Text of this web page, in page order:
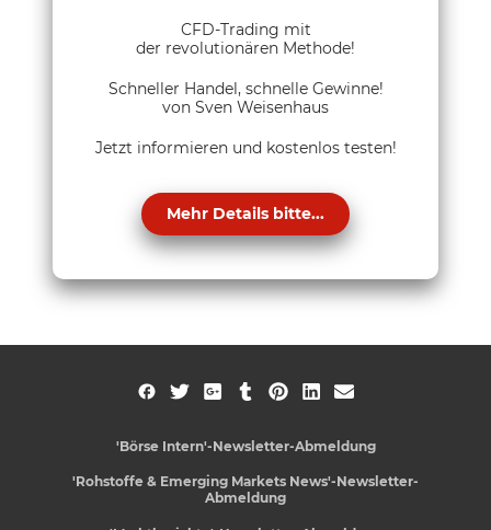
CFD-Trading mit
der revolutionären Methode!
Schneller Handel, schnelle Gewinne!
von Sven Weisenhaus
Jetzt informieren und kostenlos testen!
Mehr Details bitte...
'Börse Intern'-Newsletter-Abmeldung
'Rohstoffe & Emerging Markets News'-Newsletter-
Abmeldung